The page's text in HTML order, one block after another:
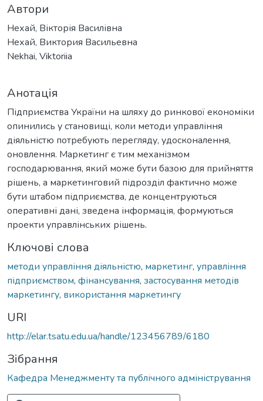
Автори
Нехай, Вікторія Василівна
Нехай, Виктория Васильевна
Nekhai, Viktoriia
Анотація
Підприємства України на шляху до ринкової економіки
опинились у становищі, коли методи управління
діяльністю потребують перегляду, удосконалення,
оновлення. Маркетинг є тим механізмом
господарювання, який може бути базою для прийняття
рішень, а маркетинговий підрозділ фактично може
бути штабом підприємства, де концентруються
оперативні дані, зведена інформація, формуються
проекти управлінських рішень.
Ключові слова
методи управління діяльністю, маркетинг, управління
підприємством, фінансування, застосування методів
маркетингу, використання маркетингу
URI
http://elar.tsatu.edu.ua/handle/123456789/6180
Зібрання
Кафедра Менеджменту та публічного адміністрування